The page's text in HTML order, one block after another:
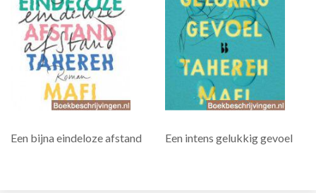
Een bijna eindeloze afstand Een intens gelukkig gevoel